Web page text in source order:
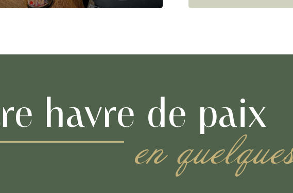
havre de paix
en